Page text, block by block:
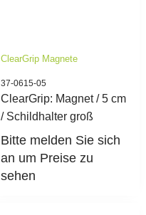
ClearGrip Magnete
37-0615-05
ClearGrip: Magnet / 5 cm
/ Schildhalter groß
Bitte melden Sie sich
an um Preise zu
sehen